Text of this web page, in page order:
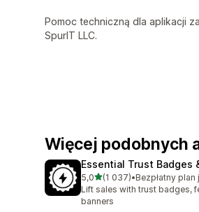
Pomoc techniczną dla aplikacji
SpurIT LLC.
Więcej podobnych
Essential Trust Badges
5,0na 5 gwiazdek
(1 037)
Łączna liczba recenzji: 1037
•Bezpłatny
Lift sales with trust badges,
banners